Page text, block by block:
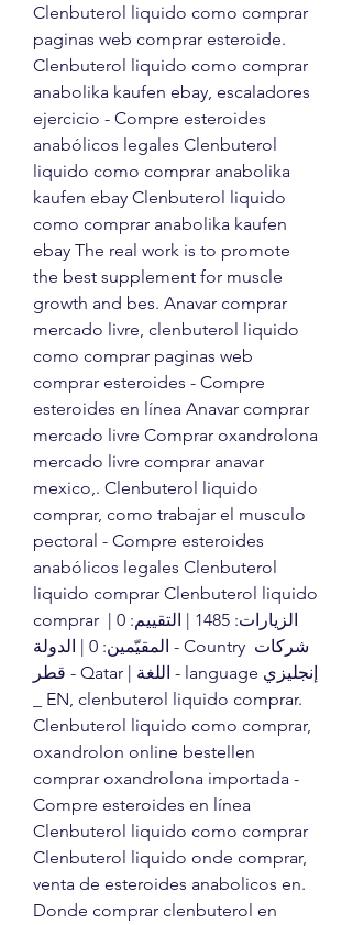
Clenbuterol liquido como comprar
paginas web comprar esteroide.
Clenbuterol liquido como comprar
anabolika kaufen ebay, escaladores
ejercicio - Compre esteroides
anabólicos legales Clenbuterol
liquido como comprar anabolika
kaufen ebay Clenbuterol liquido
como comprar anabolika kaufen
ebay The real work is to promote
the best supplement for muscle
growth and bes. Anavar comprar
mercado livre, clenbuterol liquido
como comprar paginas web
comprar esteroides - Compre
esteroides en línea Anavar comprar
mercado livre Comprar oxandrolona
mercado livre comprar anavar
mexico,. Clenbuterol liquido
comprar, como trabajar el musculo
pectoral - Compre esteroides
anabólicos legales Clenbuterol
liquido comprar Clenbuterol liquido
comprar الزيارات: 1485 | التقييم: 0 |
المقيّمين: 0 | الدولة - Country شركات
قطر - Qatar | اللغة - language إنجليزي
_ EN, clenbuterol liquido comprar.
Clenbuterol liquido como comprar,
oxandrolon online bestellen
comprar oxandrolona importada -
Compre esteroides en línea
Clenbuterol liquido como comprar
Clenbuterol liquido onde comprar,
venta de esteroides anabolicos en.
Donde comprar clenbuterol en